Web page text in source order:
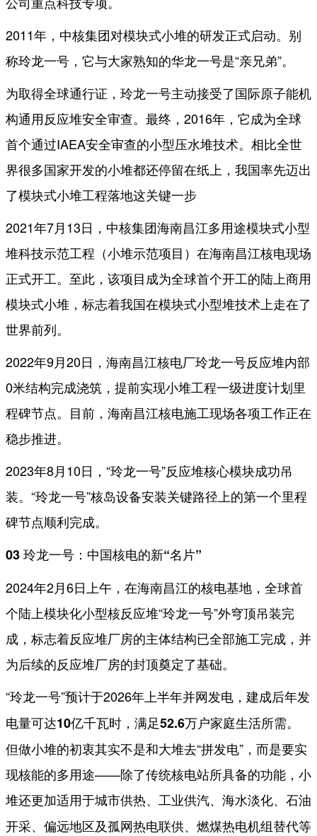
2011年，中核集团对模块式小堆的研发正式启动。别
称玲龙一号，它与大家熟知的华龙一号是“亲兄弟”。
为取得全球通行证，玲龙一号主动接受了国际原子能机
构通用反应堆安全审查。最终，2016年，它成为全球
首个通过IAEA安全审查的小型压水堆技术。相比全世
界很多国家开发的小堆都还停留在纸上，我国率先迈出
了模块式小堆工程落地这关键一步
2021年7月13日，中核集团海南昌江多用途模块式小型
堆科技示范工程（小堆示范项目）在海南昌江核电现场
正式开工。至此，该项目成为全球首个开工的陆上商用
模块式小堆，标志着我国在模块式小型堆技术上走在了
世界前列。
2022年9月20日，海南昌江核电厂玲龙一号反应堆内部
0米结构完成浇筑，提前实现小堆工程一级进度计划里
程碑节点。目前，海南昌江核电施工现场各项工作正在
稳步推进。
2023年8月10日，“玲龙一号”反应堆核心模块成功吊
装。“玲龙一号”核岛设备安装关键路径上的第一个里程
碑节点顺利完成。
03 玲龙一号：中国核电的新“名片”
2024年2月6日上午，在海南昌江的核电基地，全球首
个陆上模块化小型核反应堆“玲龙一号”外穹顶吊装完
成，标志着反应堆厂房的主体结构已全部施工完成，并
为后续的反应堆厂房的封顶奠定了基础。
“玲龙一号”预计于2026年上半年并网发电， 建成后年发
电量可达10亿千瓦时，满足52.6万户家庭生活所需。
但做小堆的初衷其实不是和大堆去“拼发电”，而是要实
现核能的多用途——除了传统核电站所具备的功能，小
堆还更加适用于城市供热、工业供汽、海水淡化、石油
开采、偏远地区及孤网热电联供、燃煤热电机组替代等